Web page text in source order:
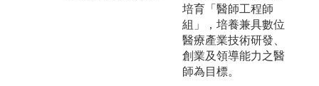
培育「醫師工程師
組」，培養兼具數位
醫療產業技術研發、
創業及領導能力之醫
師為目標。